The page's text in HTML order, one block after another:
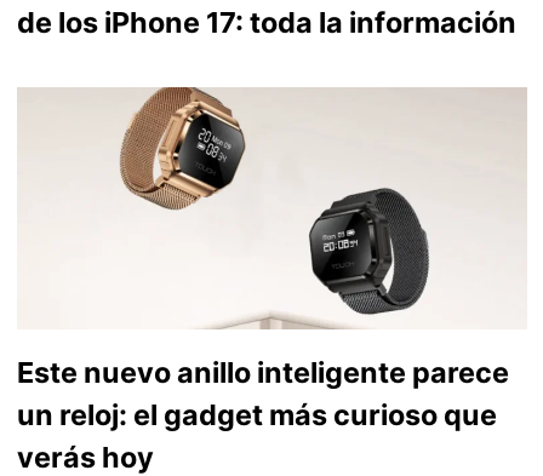
de los iPhone 17: toda la información
Este nuevo anillo inteligente parece
un reloj: el gadget más curioso que
verás hoy